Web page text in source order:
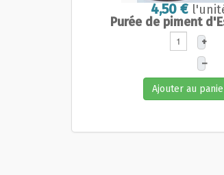
4,50 €
Purée de piment
+
–
Ajouter au